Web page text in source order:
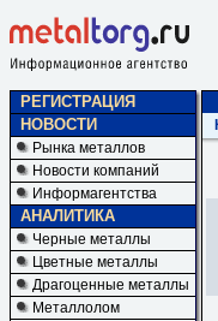
РЕГИСТРАЦИЯ
НОВОСТИ
Рынка металлов
Новости компаний
Информагентства
АНАЛИТИКА
Черные металлы
Цветные металлы
Драгоценные металлы
Металлолом